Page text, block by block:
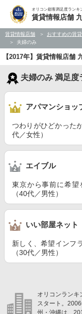
オリコン顧客満足度ランキ
賃貸情報店舗
賃貸情報店舗 おすすめの賃
夫婦のみ
【2017年】賃貸情報店舗
夫婦のみ 満足度
アパマンショッ
つわりがひどかった
代／女性）
エイブル
東京から事前に希望
（40代／男性）
いい部屋ネット
新しく、希望インフ
（30代／男性）
オリコンランキ
スタート。
州・沖縄は、